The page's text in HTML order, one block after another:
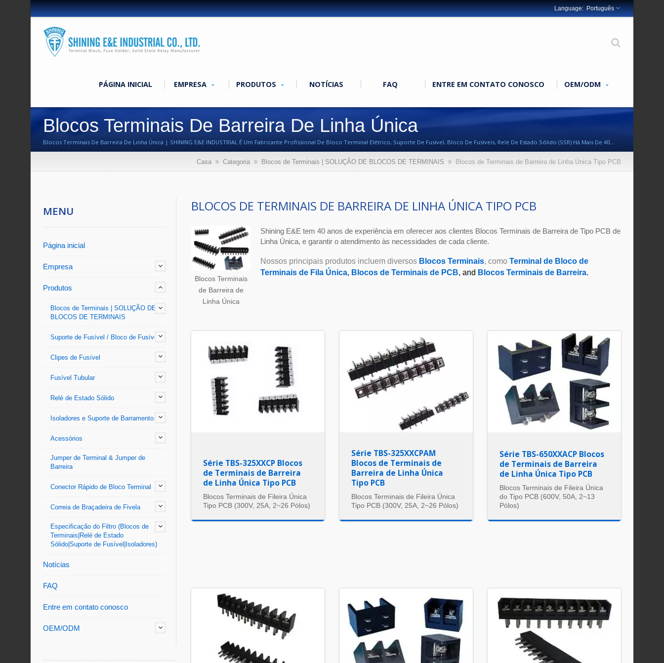
Português
PÁGINA INICIAL EMPRESA PRODUTOS NOTÍCIAS FAQ ENTRE EM CONTATO CONOSCO OEM/ODM
Blocos Terminais De Barreira De Linha Única
Blocos Terminais De Barreira De Linha Única | SHINING E&E INDUSTRIAL É Um Fabricante Profissional De Bloco Terminal Elétrico, Suporte De Fusível, Bloco De Fusíveis, Relé De Estado Sólido (SSR) Há Mais De 40
Casa
Categoria Blocos de Terminais | SOLUÇÃO DE BLOCOS DE TERMINAIS Blocos de Terminais de Barreira de Linha Única Tipo PCB
MENU
Página inicial
Empresa
Produtos
Blocos de Terminais | SOLUÇÃO DE
BLOCOS DE TERMINAIS
Suporte de Fusível / Bloco de Fusível
Clipes de Fusível
Fusível Tubular
Relé de Estado Sólido
Isoladores e Suporte de Barramento
Acessórios
Jumper de Terminal & Jumper de
Barreira
Conector Rápido de Bloco Terminal
Correia de Braçadeira de Fivela
Especificação do Filtro (Blocos de
Terminais|Relé de Estado
Sólido|Suporte de Fusível|Isoladores)
Notícias
FAQ
Entre em contato conosco
OEM/ODM
BLOCOS DE TERMINAIS DE BARREIRA DE LINHA ÚNICA TIPO PCB
Blocos Terminais
de Barreira de
Linha Única
Shining E&E tem 40 anos de experiência em oferecer aos clientes Blocos Terminais de Barreira de Tipo PCB de
Linha Única, e garantir o atendimento às necessidades de cada cliente.
Nossos principais produtos incluem diversos Blocos Terminais, como Terminal de Bloco de
Terminais de Fila Única, Blocos de Terminais de PCB, and Blocos Terminais de Barreira.
Série TBS-325XXCP Blocos
de Terminais de Barreira
de Linha Única Tipo PCB
Blocos Terminais de Fileira Única
Tipo PCB (300V, 25A, 2~26 Pólos)
Série TBS-325XXCPAM
Blocos de Terminais de
Barreira de Linha Única
Tipo PCB
Blocos Terminais de Fileira Única
Tipo PCB (300V, 25A, 2~26 Pólos)
Série TBS-650XXACP Blocos
de Terminais de Barreira
de Linha Única Tipo PCB
Blocos Terminais de Fileira Única
do Tipo PCB (600V, 50A, 2~13
Pólos)